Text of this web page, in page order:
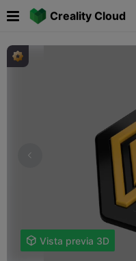
Creality Cloud
 Vista previa 3D